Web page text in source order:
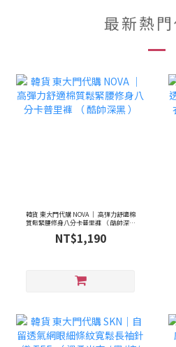
最新熱
韓貨 東大門代購 NOVA ｜ 高彈力舒適棉
質鬆緊腰修身八分卡普里褲 （ 酷帥深黑
NT$1,190